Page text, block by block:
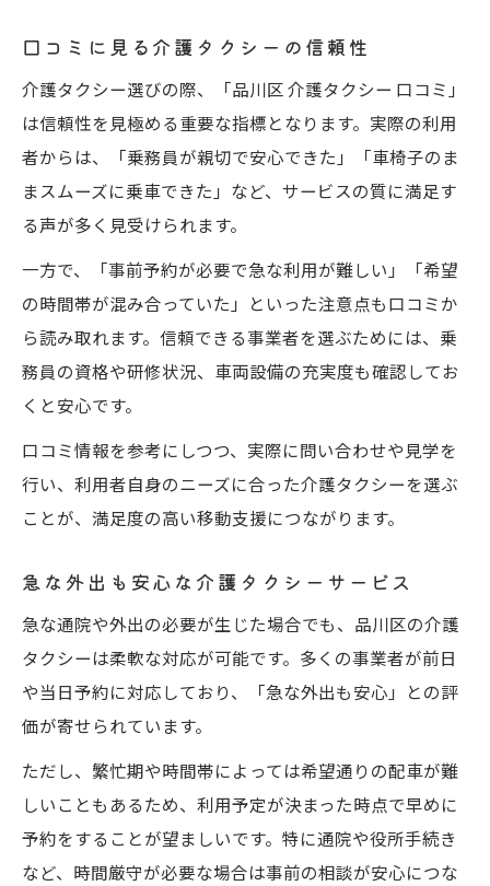
口コミに見る介護タクシーの信頼性
介護タクシー選びの際、「品川区 介護タクシー 口コミ」
は信頼性を見極める重要な指標となります。実際の利用
者からは、「乗務員が親切で安心できた」「車椅子のま
まスムーズに乗車できた」など、サービスの質に満足す
る声が多く見受けられます。
一方で、「事前予約が必要で急な利用が難しい」「希望
の時間帯が混み合っていた」といった注意点も口コミか
ら読み取れます。信頼できる事業者を選ぶためには、乗
務員の資格や研修状況、車両設備の充実度も確認してお
くと安心です。
口コミ情報を参考にしつつ、実際に問い合わせや見学を
行い、利用者自身のニーズに合った介護タクシーを選ぶ
ことが、満足度の高い移動支援につながります。
急な外出も安心な介護タクシーサービス
急な通院や外出の必要が生じた場合でも、品川区の介護
タクシーは柔軟な対応が可能です。多くの事業者が前日
や当日予約に対応しており、「急な外出も安心」との評
価が寄せられています。
ただし、繁忙期や時間帯によっては希望通りの配車が難
しいこともあるため、利用予定が決まった時点で早めに
予約をすることが望ましいです。特に通院や役所手続き
など、時間厳守が必要な場合は事前の相談が安心につな